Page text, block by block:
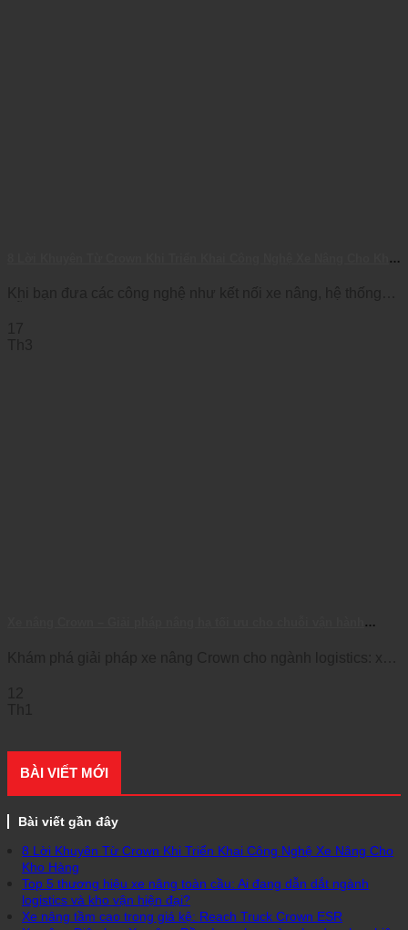
8 Lời Khuyên Từ Crown Khi Triển Khai Công Nghệ Xe Nâng Cho Kho
BÀI VIẾT MỚI
Bài viết gần đây
8 Lời Khuyên Từ Crown Khi Triển Khai Công Nghệ Xe Nâng Cho
Kho Hàng
Top 5 thương hiệu xe nâng toàn cầu: Ai đang dẫn dắt ngành
logistics và kho vận hiện đại?
Xe nâng tầm cao trong giá kệ: Reach Truck Crown ESR